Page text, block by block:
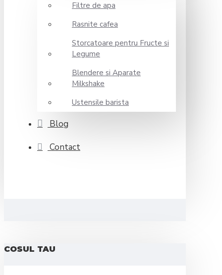
Filtre de apa
Rasnite cafea
Storcatoare pentru Fructe si
Legume
Blendere si Aparate
Milkshake
Ustensile barista
Blog
Contact
COSUL TAU